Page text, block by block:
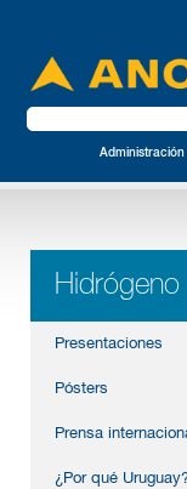
Hidrógeno
Presentaciones
Pósters
Prensa
¿Por qué